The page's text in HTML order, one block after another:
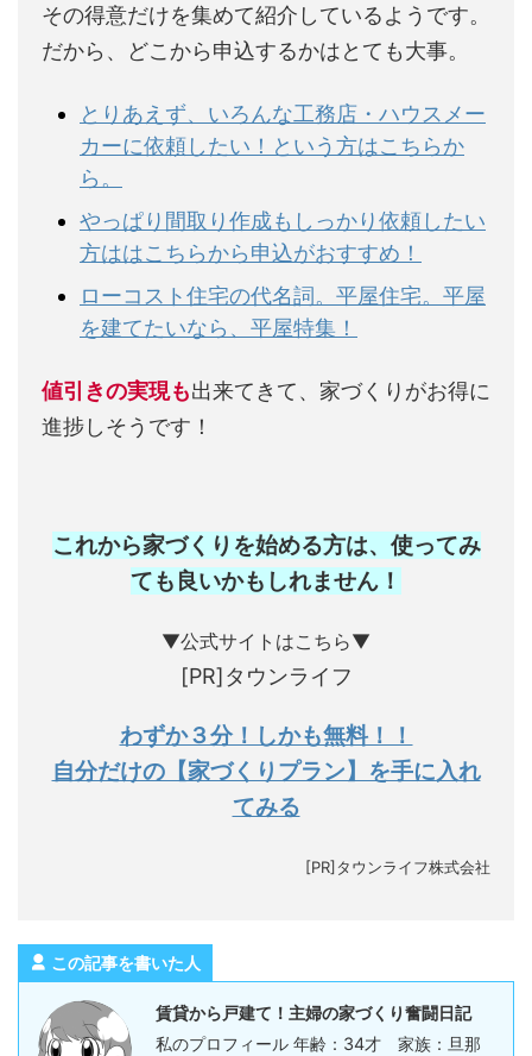
その得意だけを集めて紹介しているようです。
だから、どこから申込するかはとても大事。
とりあえず、いろんな工務店・ハウスメー
カーに依頼したい！という方はこちらか
ら。
やっぱり間取り作成もしっかり依頼したい
方ははこちらから申込がおすすめ！
ローコスト住宅の代名詞。平屋住宅。平屋
を建てたいなら、平屋特集！
値引きの実現も出来てきて、家づくりがお得に
進捗しそうです！
これから家づくりを始める方は、使ってみ
ても良いかもしれません ！
▼公式サイトはこちら▼
[PR]タウンライフ
わずか３分！しかも無料！！
自分だけの【家づくりプラン】を手に入れ
てみる
[PR]タウンライフ株式会社
この記事を書いた人
賃貸から戸建て！主婦の家づくり奮闘日記
私のプロフィール 年齢：34才 家族：旦那